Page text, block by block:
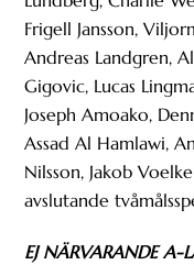
Frigell Jansson,
Andreas Landgren,
Gigovic, Lucas
Joseph Amoako,
Assad Al Hamlawi,
Nilsson, Jakob
avslutande
EJ NÄRVARANDE A-